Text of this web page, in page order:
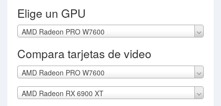
Elige un GPU
AMD Radeon PRO W7600
Compara tarjetas de video
AMD Radeon PRO W7600
AMD Radeon RX 6900 XT